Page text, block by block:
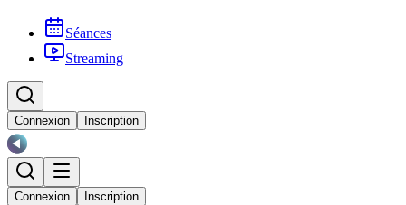
Séances
Streaming
Connexion Inscription
Connexion Inscription